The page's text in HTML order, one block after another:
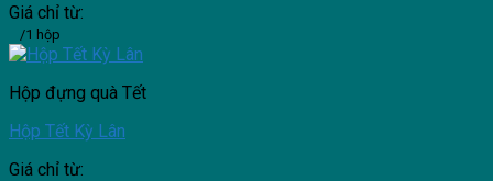
Giá chỉ từ:
/1 hộp
Hộp đựng quà Tết
Hộp Tết Kỳ Lân
Giá chỉ từ: